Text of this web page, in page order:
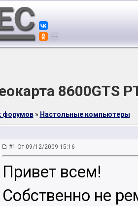
8600GTS
форумов» Настольные компьютеры
#1 От 09/12/2009 15:16
Привет всем!
Собственно не